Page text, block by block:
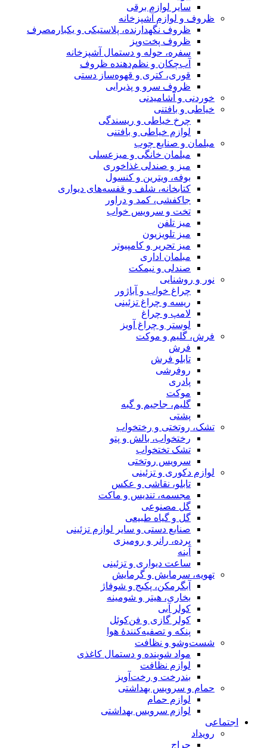
سایر لوازم برقی
ظروف و لوازم آشپزخانه
ظروف نگهدارنده، پلاستیکی و یکبارمصرف
ظروف پخت‌وپز
سفره، حوله و دستمال آشپزخانه
آب‌چکان و نظم‌دهنده ظروف
قوری، کتری و قهوه‌ساز دستی
ظروف سرو و پذیرایی
خوردنی و آشامیدنی
خیاطی و بافتنی
چرخ خیاطی و ریسندگی
لوازم خیاطی و بافتنی
مبلمان و صنایع چوب
مبلمان خانگی و میزعسلی
میز و صندلی غذاخوری
بوفه، ویترین و کنسول
کتابخانه، شلف و قفسه‌های دیواری
جاکفشی، کمد و دراور
تخت و سرویس خواب
میز تلفن
میز تلویزیون
میز تحریر و کامپیوتر
مبلمان اداری
صندلی و نیمکت
نور و روشنایی
چراغ خواب و آباژور
ریسه و چراغ تزئینی
لامپ و چراغ
لوستر و چراغ آویز
فرش، گلیم و موکت
فرش
تابلو فرش
روفرشی
پادری
موکت
گلیم، جاجیم و گبه
پشتی
تشک، روتختی و رختخواب
رختخواب، بالش و پتو
تشک تختخواب
سرویس روتختی
لوازم دکوری و تزئینی
تابلو، نقاشی و عکس
مجسمه، تندیس و ماکت
گل مصنوعی
گل و گیاه طبیعی
صنایع دستی و سایر لوازم تزئینی
پرده، رانر و رومیزی
آینه
ساعت دیواری و تزئینی
تهویه، سرمایش و گرمایش
آبگرمکن، پکیج و شوفاژ
بخاری، هیتر و شومینه
کولر آبی
کولر گازی و فن‌کوئل
پنکه و تصفیه‌کنندهٔ هوا
شست‌وشو و نظافت
مواد شوینده و دستمال کاغذی
لوازم نظافت
بندرخت و رخت‌آویز
حمام و سرویس بهداشتی
لوازم حمام
لوازم سرویس بهداشتی
اجتماعی
رویداد
حراج